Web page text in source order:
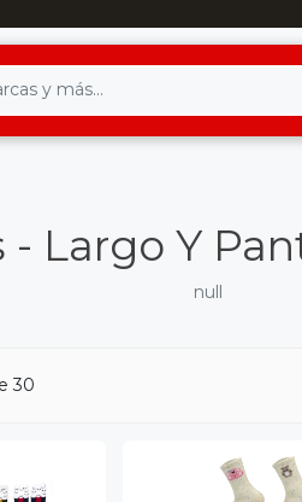
- Largo Y
null
30